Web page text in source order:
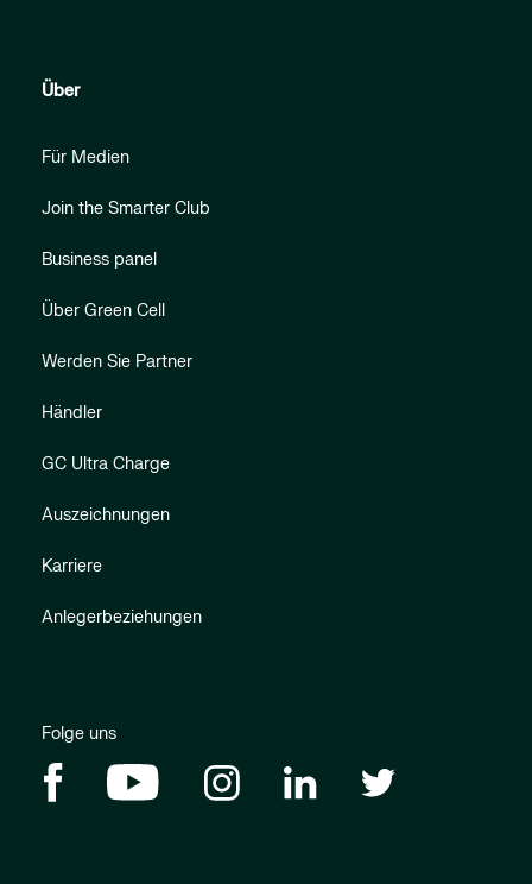
Über
Für Medien
Join the Smarter Club
Business panel
Über Green Cell
Werden Sie Partner
Händler
GC Ultra Charge
Auszeichnungen
Karriere
Anlegerbeziehungen
Folge uns